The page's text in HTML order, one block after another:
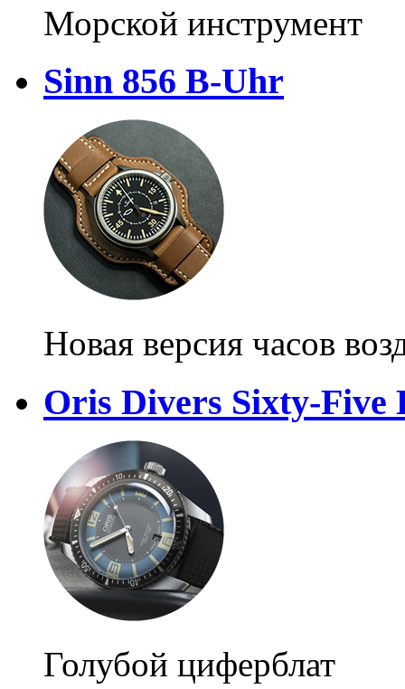
Морской инструмент
Sinn 856 B-Uhr
Новая версия часов
Oris Divers Sixty-Five
Голубой циферблат